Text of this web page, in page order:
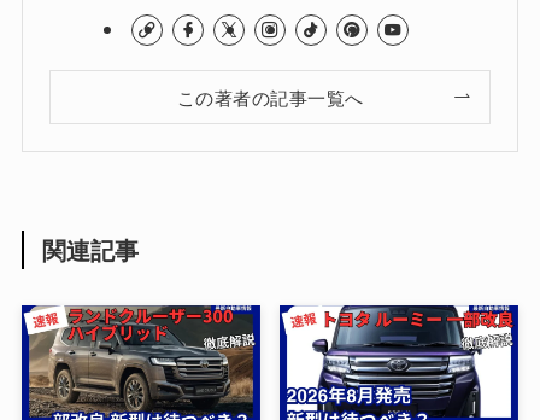
この著者の記事一覧へ
関連記事